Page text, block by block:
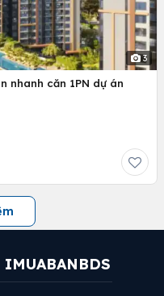
3
nhanh căn 1PN dự án
IMUABANBDS